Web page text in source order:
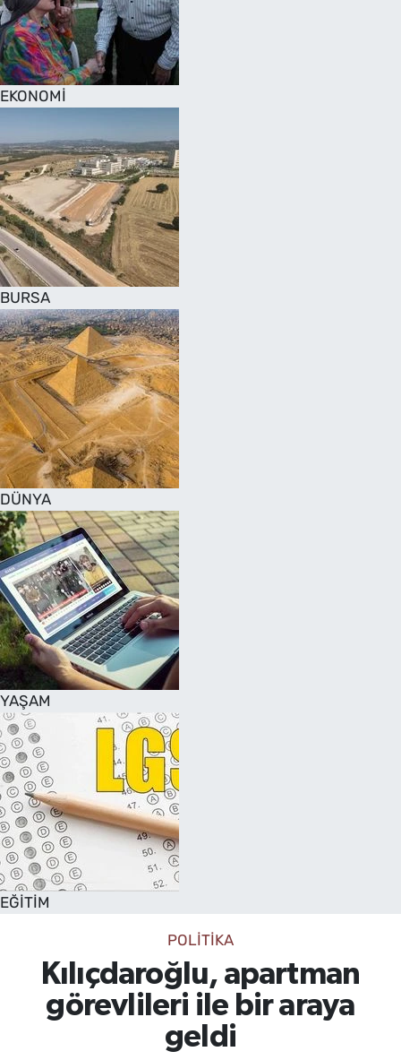
EKONOMİ
BURSA
DÜNYA
YAŞAM
EĞİTİM
POLİTİKA
Kılıçdaroğlu, apartman
görevlileri ile bir araya
geldi
SAĞLIK
TV REHBERİ